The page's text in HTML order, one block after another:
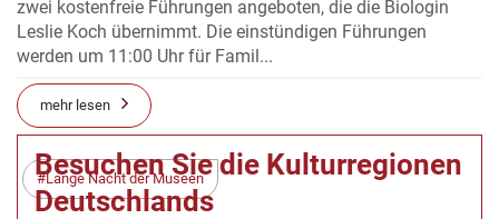
zwei kostenfreie Führungen angeboten, die die Biologin
Leslie Koch übernimmt. Die einstündigen Führungen
werden um 11:00 Uhr für Famil...
mehr lesen
Lange Nacht der Museen
Besuchen Sie die Kulturregionen
Deutschlands